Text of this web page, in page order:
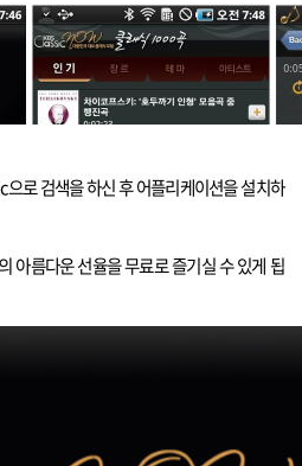
로 검색을 하신 후 어플리케이션을 설치하
아름다운 선율을 무료로 즐기실 수 있게 됩